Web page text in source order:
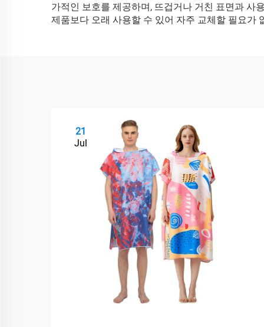
가적인 보호를 제공하며, 뜨겁거나 거친 표면과 사
제품보다 오래 사용할 수 있어 자주 교체할 필요가
21
Jul